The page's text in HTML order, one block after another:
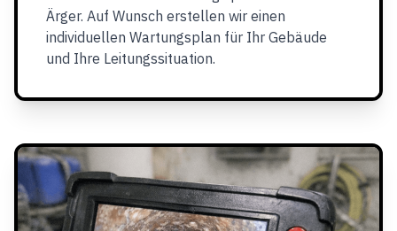
Ärger. Auf Wunsch erstellen wir einen
individuellen Wartungsplan für Ihr Gebäude
und Ihre Leitungssituation.